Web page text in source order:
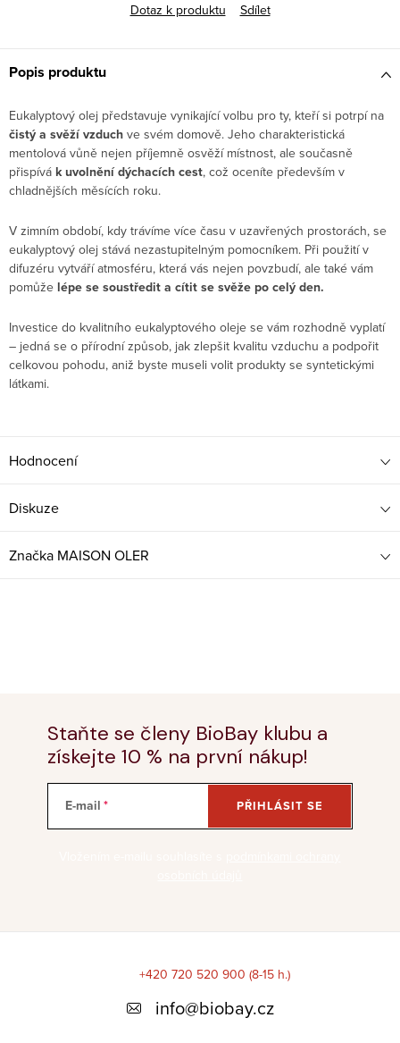
Dotaz k produktu
Sdílet
Popis produktu
Eukalyptový olej představuje vynikající volbu pro ty, kteří si potrpí na
čistý a svěží vzduch ve svém domově. Jeho charakteristická
mentolová vůně nejen příjemně osvěží místnost, ale současně
přispívá k uvolnění dýchacích cest, což oceníte především v
chladnějších měsících roku.
V zimním období, kdy trávíme více času v uzavřených prostorách, se
eukalyptový olej stává nezastupitelným pomocníkem. Při použití v
difuzéru vytváří atmosféru, která vás nejen povzbudí, ale také vám
pomůže lépe se soustředit a cítit se svěže po celý den.
Investice do kvalitního eukalyptového oleje se vám rozhodně vyplatí
– jedná se o přírodní způsob, jak zlepšit kvalitu vzduchu a podpořit
celkovou pohodu, aniž byste museli volit produkty se syntetickými
látkami.
Hodnocení
Diskuze
Značka MAISON OLER
Staňte se členy BioBay klubu a
získejte 10 % na první nákup!
E-mail PŘIHLÁSIT SE
+420 720 520 900 (8-15 h.)
info@biobay.cz